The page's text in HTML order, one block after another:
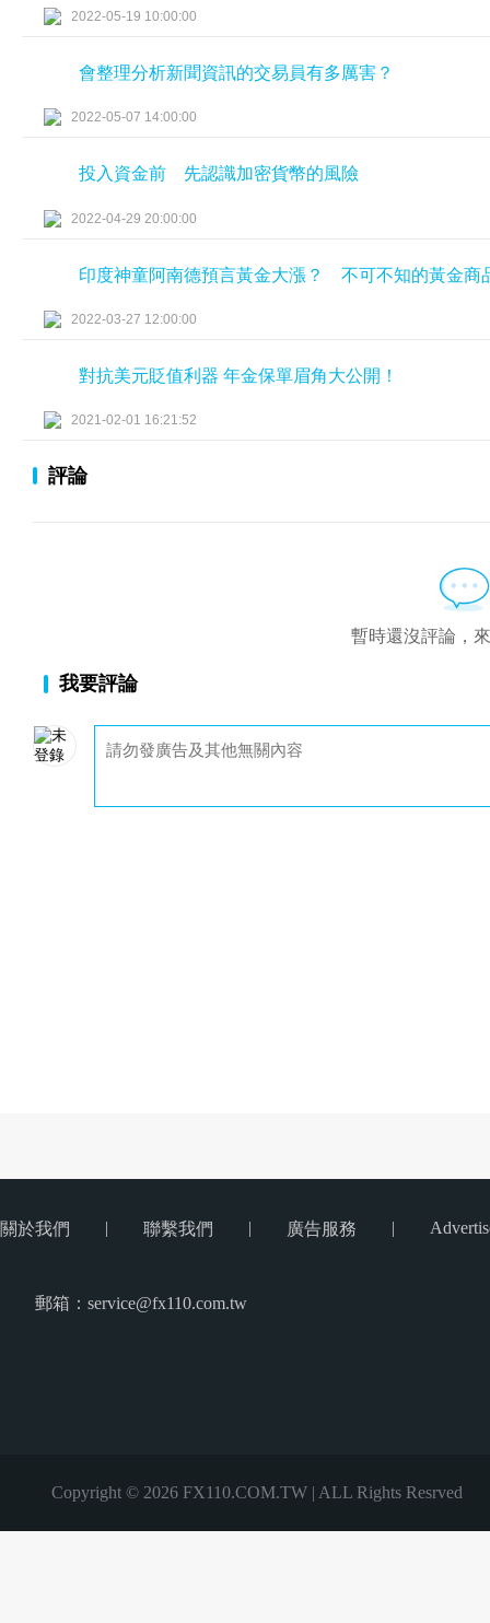
2022-05-19 10:00:00
會整理分析新聞資訊的交易員有多厲害？
2022-05-07 14:00:00
投入資金前 先認識加密貨幣的風險
2022-04-29 20:00:00
印度神童阿南德預言黃金大漲？ 不可不知的黃金商
2022-03-27 12:00:00
對抗美元貶值利器 年金保單眉角大公開！
2021-02-01 16:21:52
評論
暫時還沒評論，
我要評論
關於我們 | 聯繫我們 | 廣告服務 |
郵箱：service@fx110.com.tw
Copyright © 2026 FX110.COM.TW | ALL Rights Resrved